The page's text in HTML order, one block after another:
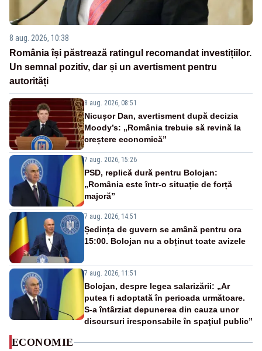
8 aug. 2026, 10:38
România își păstrează ratingul recomandat investițiilor.
Un semnal pozitiv, dar și un avertisment pentru
autorități
8 aug. 2026, 08:51
Nicușor Dan, avertisment după decizia
Moody’s: „România trebuie să revină la
creștere economică”
7 aug. 2026, 15:26
PSD, replică dură pentru Bolojan:
„România este într-o situație de forță
majoră”
7 aug. 2026, 14:51
Ședința de guvern se amână pentru ora
15:00. Bolojan nu a obținut toate avizele
7 aug. 2026, 11:51
Bolojan, despre legea salarizării: „Ar
putea fi adoptată în perioada următoare.
S-a întârziat depunerea din cauza unor
discursuri iresponsabile în spaţiul public”
ECONOMIE